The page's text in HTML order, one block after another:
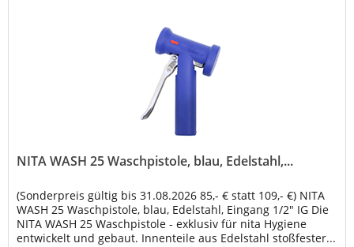
NITA WASH 25 Waschpistole, blau, Edelstahl,...
(Sonderpreis gültig bis 31.08.2026 85,- € statt 109,- €) NITA
WASH 25 Waschpistole, blau, Edelstahl, Eingang 1/2" IG Die
NITA WASH 25 Waschpistole - exklusiv für nita Hygiene
entwickelt und gebaut. Innenteile aus Edelstahl stoßfester...